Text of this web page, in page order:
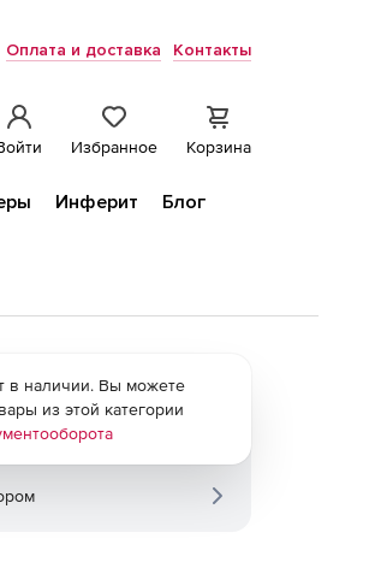
Оплата и доставка Контакты
Избранное Корзина
Инферит
Блог
в наличии. Вы можете
из этой категории